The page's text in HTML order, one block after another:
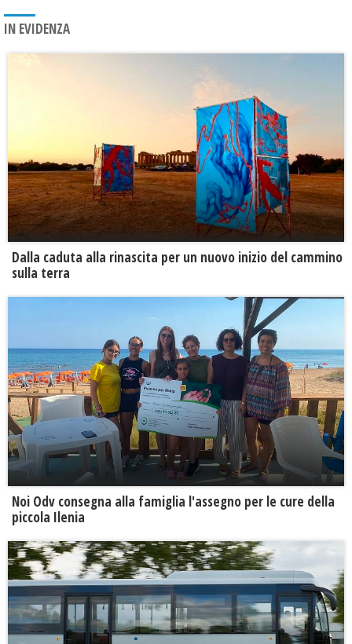
IN EVIDENZA
Dalla caduta alla rinascita per un nuovo inizio del cammino
sulla terra
Noi Odv consegna alla famiglia l'assegno per le cure della
piccola Ilenia